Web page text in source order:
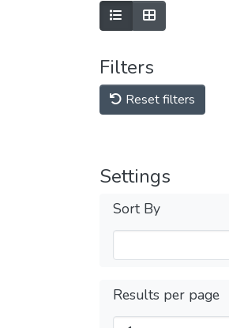
Filters
Reset filters
Settings
Sort By
Results per page